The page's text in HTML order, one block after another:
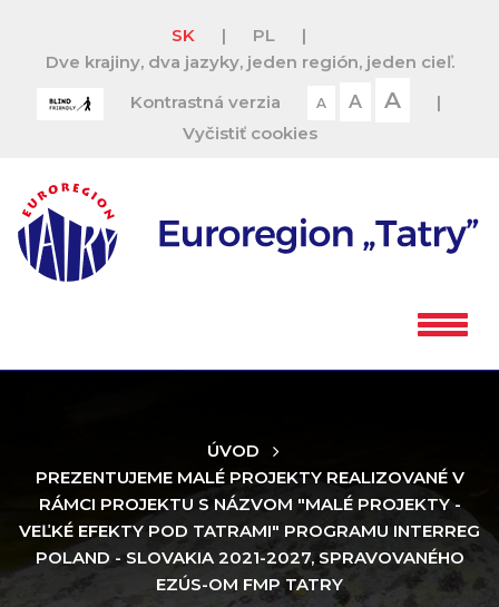
SK | PL
|
Dve krajiny, dva jazyky, jeden región, jeden cieľ.
Kontrastná verzia
A A A
|
Vyčistiť cookies
ÚVOD
PREZENTUJEME MALÉ PROJEKTY REALIZOVANÉ V
RÁMCI PROJEKTU S NÁZVOM "MALÉ PROJEKTY -
VEĽKÉ EFEKTY POD TATRAMI" PROGRAMU INTERREG
POLAND - SLOVAKIA 2021-2027, SPRAVOVANÉHO
EZÚS-OM FMP TATRY